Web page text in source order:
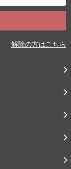
解除の方はこちら